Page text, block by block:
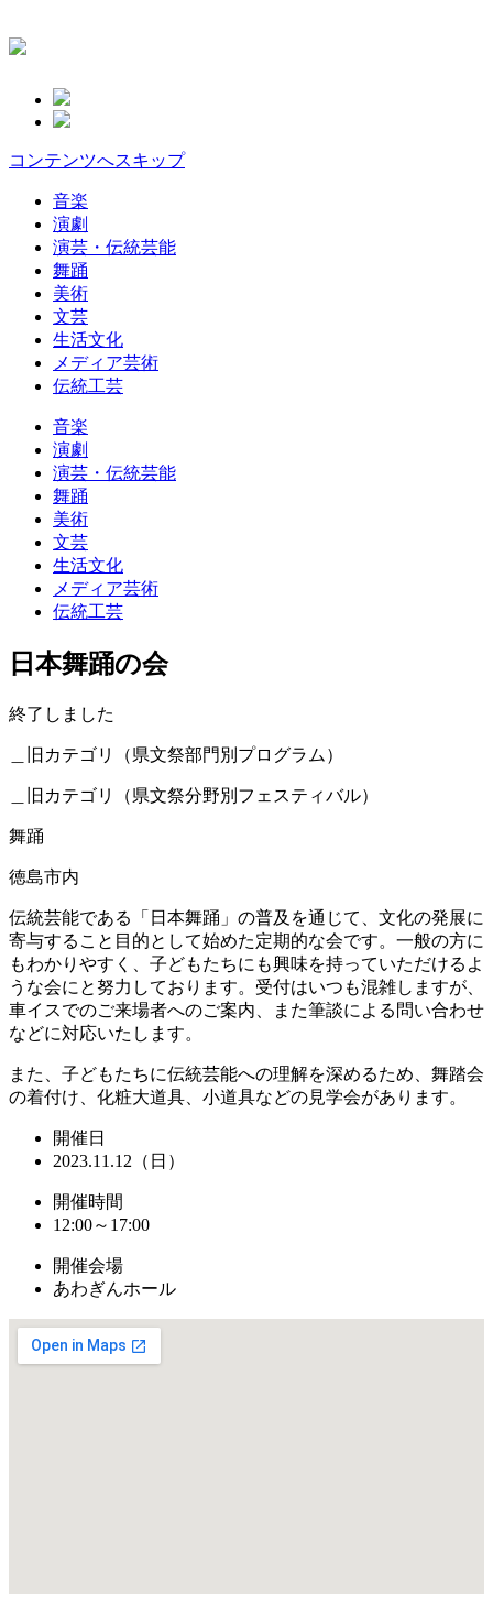
コンテンツへスキップ
音楽
演劇
演芸・伝統芸能
舞踊
美術
文芸
生活文化
メディア芸術
伝統工芸
音楽
演劇
演芸・伝統芸能
舞踊
美術
文芸
生活文化
メディア芸術
伝統工芸
日本舞踊の会
終了しました
＿旧カテゴリ（県文祭部門別プログラム）
＿旧カテゴリ（県文祭分野別フェスティバル）
舞踊
徳島市内
伝統芸能である「日本舞踊」の普及を通じて、文化の発展に
寄与すること目的として始めた定期的な会です。一般の方に
もわかりやすく、子どもたちにも興味を持っていただけるよ
うな会にと努力しております。受付はいつも混雑しますが、
車イスでのご来場者へのご案内、また筆談による問い合わせ
などに対応いたします。
また、子どもたちに伝統芸能への理解を深めるため、舞踏会
の着付け、化粧大道具、小道具などの見学会があります。
開催日
2023.11.12（日）
開催時間
12:00～17:00
開催会場
あわぎんホール